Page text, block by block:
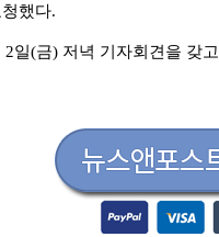
했다.
일(금) 저녁 기자회견을 갖